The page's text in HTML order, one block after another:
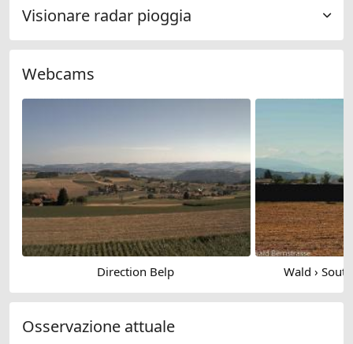
Visionare radar pioggia
Webcams
Direction Belp Wald ›
Osservazione attuale